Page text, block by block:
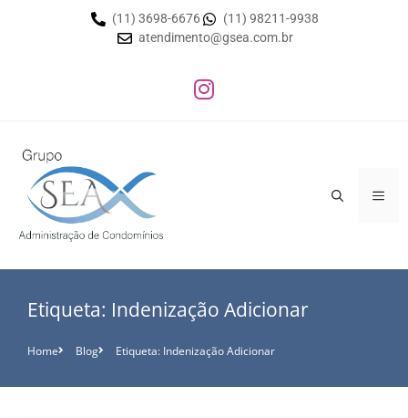
(11) 3698-6676
(11) 98211-9938
atendimento@gsea.com.br
Etiqueta: Indenização Adicionar
Home Blog Etiqueta: Indenização Adicionar